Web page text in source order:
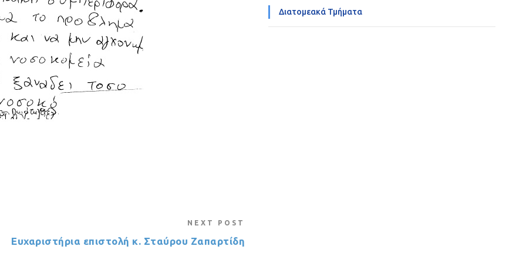
NEXT POST
Ευχαριστήρια επιστολή κ. Σταύρου Ζαπαρτίδη
Διατομεακά Τμήματα